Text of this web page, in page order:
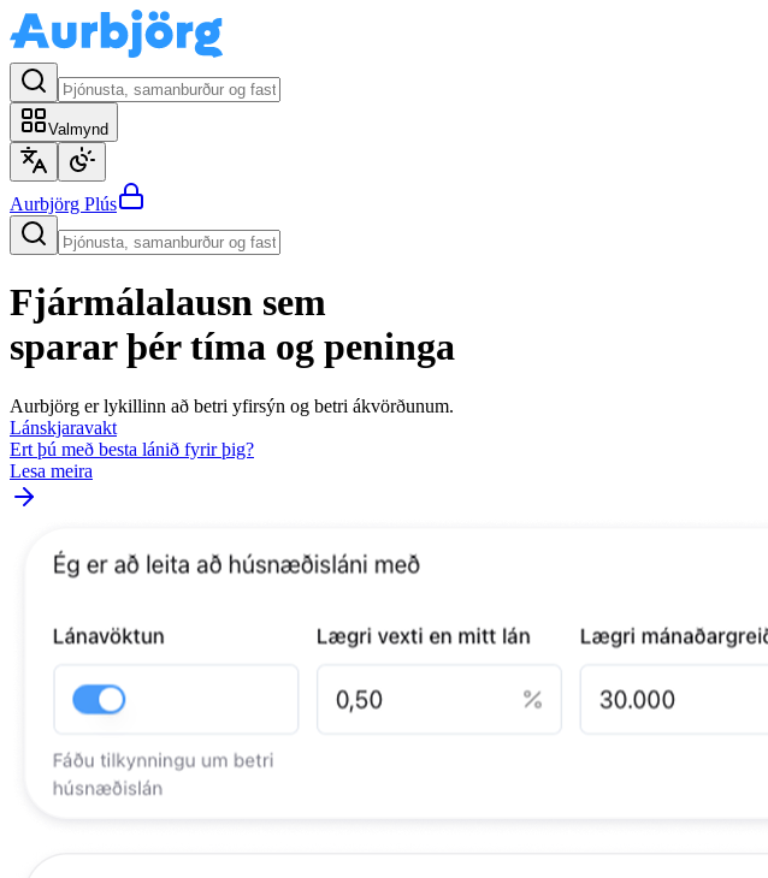
Valmynd
Aurbjörg Plús
Fjármálalausn sem
sparar þér tíma og peninga
Aurbjörg er lykillinn að betri yfirsýn og betri ákvörðunum.
Lánskjaravakt
Ert þú með besta lánið fyrir þig?
Lesa meira